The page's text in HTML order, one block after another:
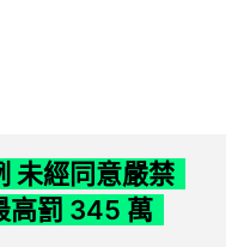
未經同意嚴禁
高罰 345 萬